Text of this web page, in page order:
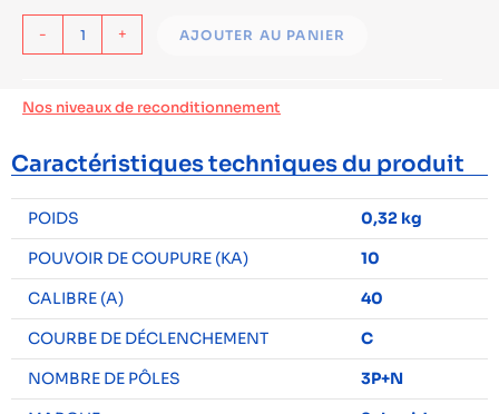
- + AJOUTER AU PANIER
Nos niveaux de reconditionnement
Caractéristiques techniques du produit
POIDS
0,32 kg
POUVOIR DE COUPURE (KA)
10
CALIBRE (A)
40
COURBE DE DÉCLENCHEMENT
C
NOMBRE DE PÔLES
3P+N